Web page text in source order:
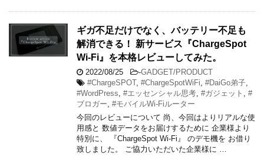
ギガ不足だけでなく、バッテリー不足も
解消できる！ 新サービス『ChargeSpot
Wi-Fi』を本格レビューしてみた。
2022/08/25 -GADGET/PRODUCT
#ChargeSPOT, #ChargeSpotWiFi #DaiGo弟子
#WordPress #エッセンシャル思考 #ガジェット
#
ブロガー #モバイルWi-Fiルーター
今回のレビューについて 尚、今回はよりリアルな使
用感と 数値データをお届けするために 企業様より
特別に、 『ChargeSpot Wi-Fi』 のデモ機を お借り
致しました。 ご協力いただいた企業様に …